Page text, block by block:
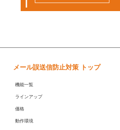
メール誤送信防止対策 トップ
機能一覧
ラインアップ
価格
動作環境